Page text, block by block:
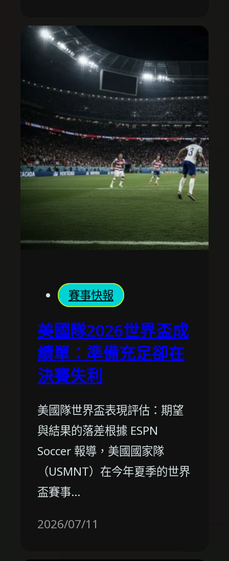
賽事快報
美國隊2026世界盃成
績單：準備充足卻在
決賽失利
美國隊世界盃表現評估：期望
與結果的落差根據 ESPN
Soccer 報導，美國國家隊
（USMNT）在今年夏季的世界
盃賽事…
2026/07/11